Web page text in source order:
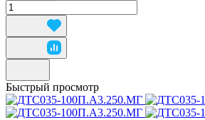
Быстрый просмотр